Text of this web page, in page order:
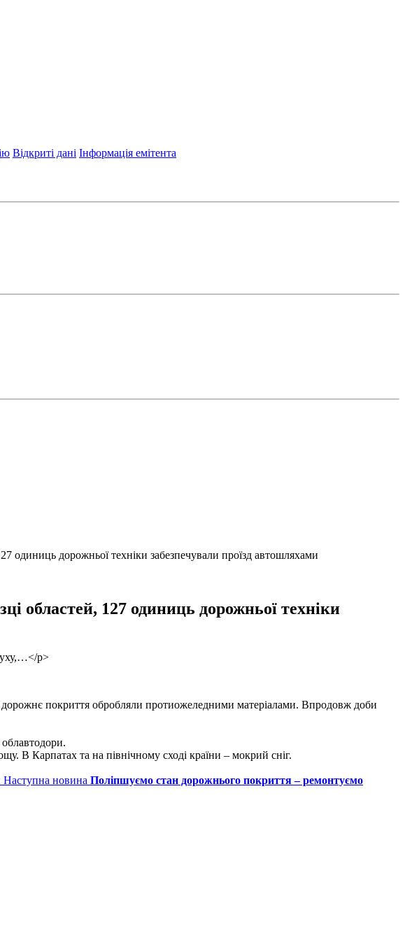
Відкриті дані Інформація емітента
одиниць дорожньої техніки забезпечували проїзд автошляхами
областей, 127 одиниць дорожньої техніки
p>
покриття обробляли протиожеледними матеріалами. Впродовж доби
В Карпатах та на північному сході країни – мокрий сніг.
Наступна новина Поліпшуємо стан дорожнього покриття – ремонтуємо